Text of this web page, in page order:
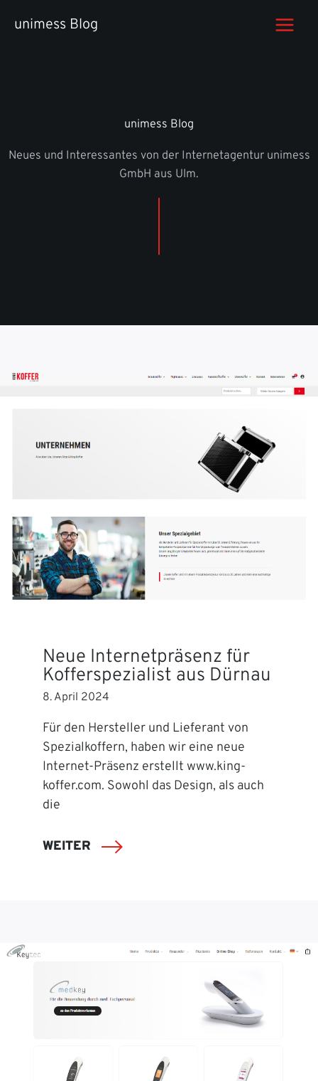
Inhaltunimess Blog
unimess Blog
Neues und Interessantes von der Internetagentur unimess
GmbH aus Ulm.
Neue Internetpräsenz für
Kofferspezialist aus Dürnau
8. April 2024
Für den Hersteller und Lieferant von
Spezialkoffern, haben wir eine neue
Internet-Präsenz erstellt www.king-
koffer.com. Sowohl das Design, als auch
die
WEITER
SEITE
SEITESEITESEITESEITE